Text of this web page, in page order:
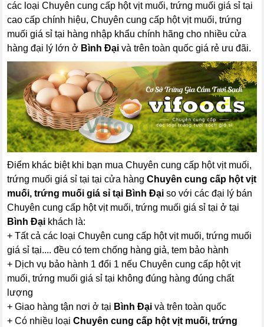
các loại Chuyên cung cấp hột vịt muối, trứng muối giá sỉ tại
cao cấp chính hiệu, Chuyên cung cấp hột vịt muối, trứng
muối giá sỉ tại hàng nhập khẩu chính hãng cho nhiều cửa
hàng đại lý lớn ở Bình Đại và trên toàn quốc giá rẻ ưu đãi.
Điểm khác biệt khi bạn mua Chuyên cung cấp hột vịt muối,
trứng muối giá sỉ tại tại cửa hàngChuyên cung cấp hột vịt
muối, trứng muối giá sỉ tại Bình Đại so với các đại lý bán
Chuyên cung cấp hột vịt muối, trứng muối giá sỉ tại ở tại
Bình Đại khách là:
+ Tất cả các loại Chuyên cung cấp hột vịt muối, trứng muối
giá sỉ tại.... đều có tem chống hàng giả, tem bảo hành
+ Dịch vụ bảo hành 1 đổi 1 nếu Chuyên cung cấp hột vịt
muối, trứng muối giá sỉ tại không đúng hàng đúng chất
lượng
+ Giao hàng tận nơi ở tại Bình Đại và trên toàn quốc
+ Có nhiều loạiChuyên cung cấp hột vịt muối, trứng